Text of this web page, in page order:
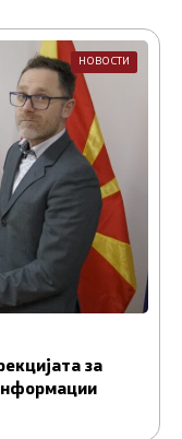
НОВОСТИ
за